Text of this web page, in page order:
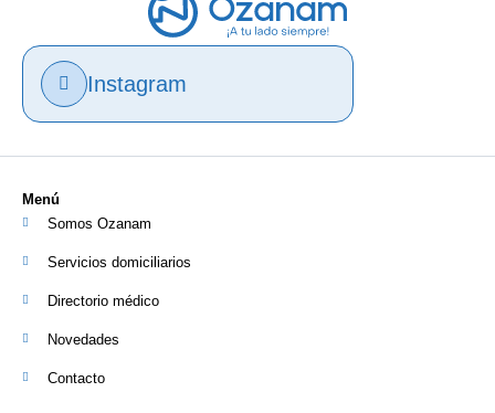
Instagram
Menú
Somos Ozanam
Servicios domiciliarios
Directorio médico
Novedades
Contacto